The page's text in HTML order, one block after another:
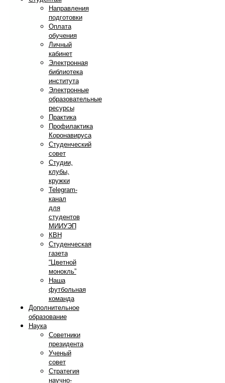
Направления
подготовки
Оплата
обучения
Личный
кабинет
Электронная
библиотека
института
Электронные
образовательные
ресурсы
Практика
Профилактика
Коронавируса
Студенческий
совет
Студии,
клубы,
кружки
Telegram-
канал
для
студентов
МИИУЭП
КВН
Студенческая
газета
“Цветной
монокль”
Наша
футбольная
команда
Дополнительное
образование
Наука
Советники
президента
Ученый
совет
Стратегия
научно-